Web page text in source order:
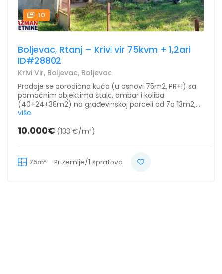
10
Boljevac, Rtanj – Krivi vir 75kvm + 1,2ari
ID#28802
Krivi Vir, Boljevac, Boljevac
Prodaje se porodična kuća (u osnovi 75m2, PR+I) sa
pomoćnim objektima štala, ambar i koliba
(40+24+38m2) na građevinskoj parceli od 7a 13m2,...
više
10.000€ (133 €/m²)
75m² Prizemlje/1 spratova